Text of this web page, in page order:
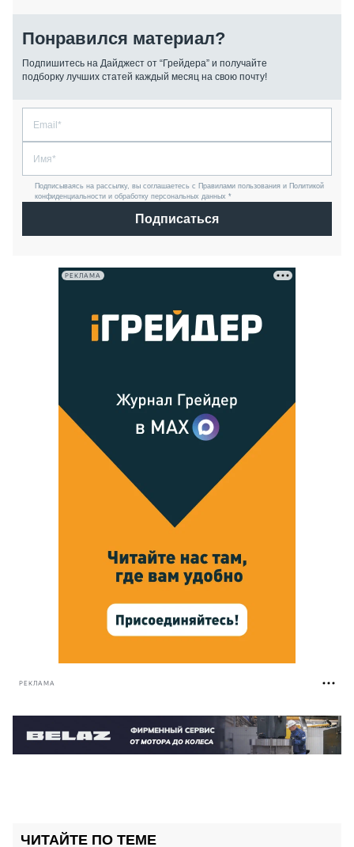
Понравился материал?
Подпишитесь на Дайджест от “Грейдера” и получайте
подборку лучших статей каждый месяц на свою почту!
Подписываясь на рассылку, вы соглашаетесь с Правилами пользования и Политикой
конфиденциальности и обработку персональных данных *
Подписаться
РЕКЛАМА
РЕКЛАМА
ЧИТАЙТЕ ПО ТЕМЕ